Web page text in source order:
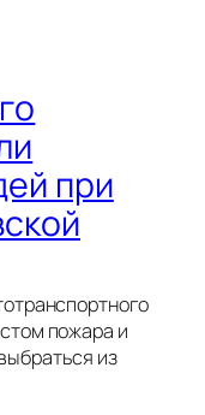
при
пожара и
из